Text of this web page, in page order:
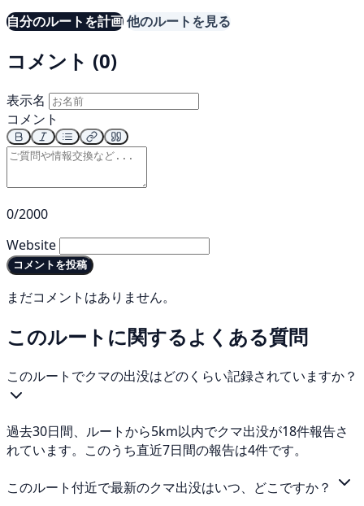
自分のルートを計画他のルートを見る
コメント (0)
表示名
コメント
0/2000
Website
コメントを投稿
まだコメントはありません。
このルートに関するよくある質問
このルートでクマの出没はどのくらい記録されていますか？
過去30日間、ルートから5km以内でクマ出没が18件報告さ
れています。このうち直近7日間の報告は4件です。
このルート付近で最新のクマ出没はいつ、どこですか？